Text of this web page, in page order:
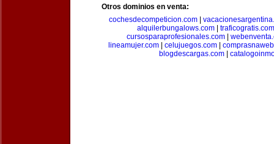
Otros dominios en venta:
cochesdecompeticion.com
alquilerbungalows.com| traficogratis.com
cursosparaprofesionales.com|
lineamujer.com| celujuegos.com|
blogdescargas.com|